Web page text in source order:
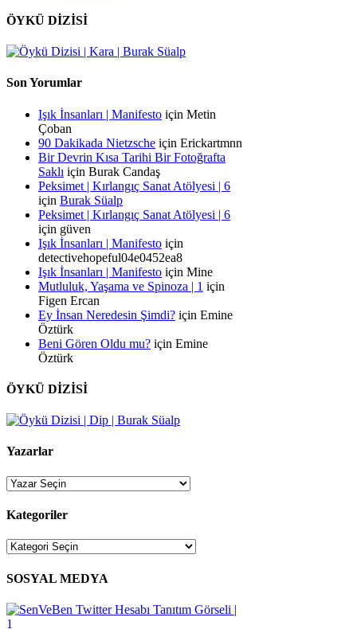
ÖYKÜ DİZİSİ
Son Yorumlar
Işık İnsanları | Manifesto için Metin
Çoban
90 Dakikada Nietzsche için Erickartmnn
Bir Devrin Kısa Tarihi Bir Fotoğrafta
Saklı için Burak Candaş
Peksimet | Kırlangıç Sanat Atölyesi | 6
için Burak Süalp
Peksimet | Kırlangıç Sanat Atölyesi | 6
için güven
Işık İnsanları | Manifesto için
detectivehopeful04e0452ea8
Işık İnsanları | Manifesto için Mine
Mutluluk, Yaşama ve Spinoza | 1 için
Figen Ercan
Ey İnsan Neredesin Şimdi? için Emine
Öztürk
Beni Gören Oldu mu? için Emine
Öztürk
ÖYKÜ DİZİSİ
Yazarlar
Kategoriler
Kategoriler
SOSYAL MEDYA